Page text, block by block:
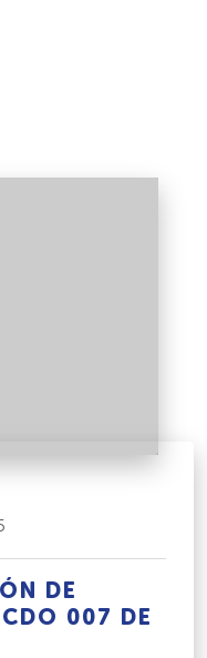
DE
007 DE